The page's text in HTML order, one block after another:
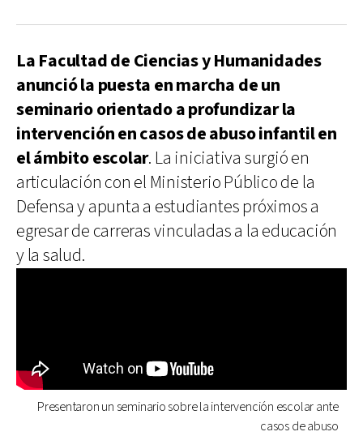
La Facultad de Ciencias y Humanidades
anunció la puesta en marcha de un
seminario orientado a profundizar la
intervención en casos de abuso infantil en
el ámbito escolar. La iniciativa surgió en
articulación con el Ministerio Público de la
Defensa y apunta a estudiantes próximos a
egresar de carreras vinculadas a la educación
y la salud.
Presentaron un seminario sobre la intervención escolar ante
casos de abuso